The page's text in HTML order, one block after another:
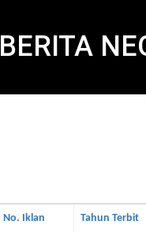
BERITA
No. Iklan Tahun Terbit